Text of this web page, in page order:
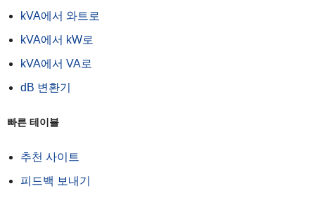
kVA에서 와트로
kVA에서 kW로
kVA에서 VA로
dB 변환기
빠른 테이블
추천 사이트
피드백 보내기